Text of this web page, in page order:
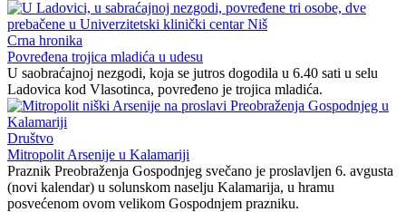
Crna hronika
Povređena trojica mladića u udesu
U saobraćajnoj nezgodi, koja se jutros dogodila u 6.40 sati u selu
Ladovica kod Vlasotinca, povređeno je trojica mladića.
Društvo
Mitropolit Arsenije u Kalamariji
Praznik Preobraženja Gospodnjeg svečano je proslavljen 6. avgusta
(novi kalendar) u solunskom naselju Kalamarija, u hramu
posvećenom ovom velikom Gospodnjem prazniku.